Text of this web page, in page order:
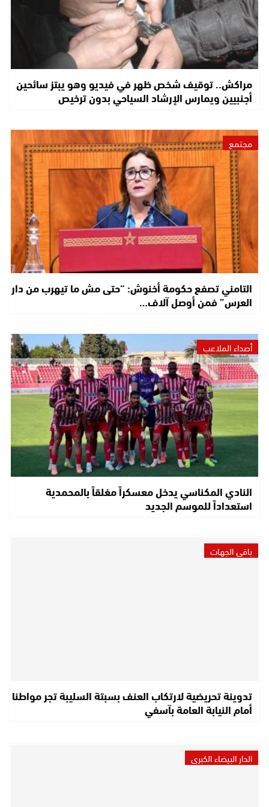
مراكش.. توقيف شخص ظهر في فيديو وهو يبتز سائحين
أجنبيين ويمارس الإرشاد السياحي بدون ترخيص
مجتمع
التامني تصفع حكومة أخنوش: “حتى مش ما تيهرب من دار
العرس” فمن أوصل آلاف…
أصداء الملاعب
النادي المكناسي يدخل معسكراً مغلقاً بالمحمدية
استعداداً للموسم الجديد
باقي الجهات
تدوينة تحريضية لارتكاب العنف بسبتة السليبة تجر مواطنا
أمام النيابة العامة بآسفي
الدار البيضاء الكبرى